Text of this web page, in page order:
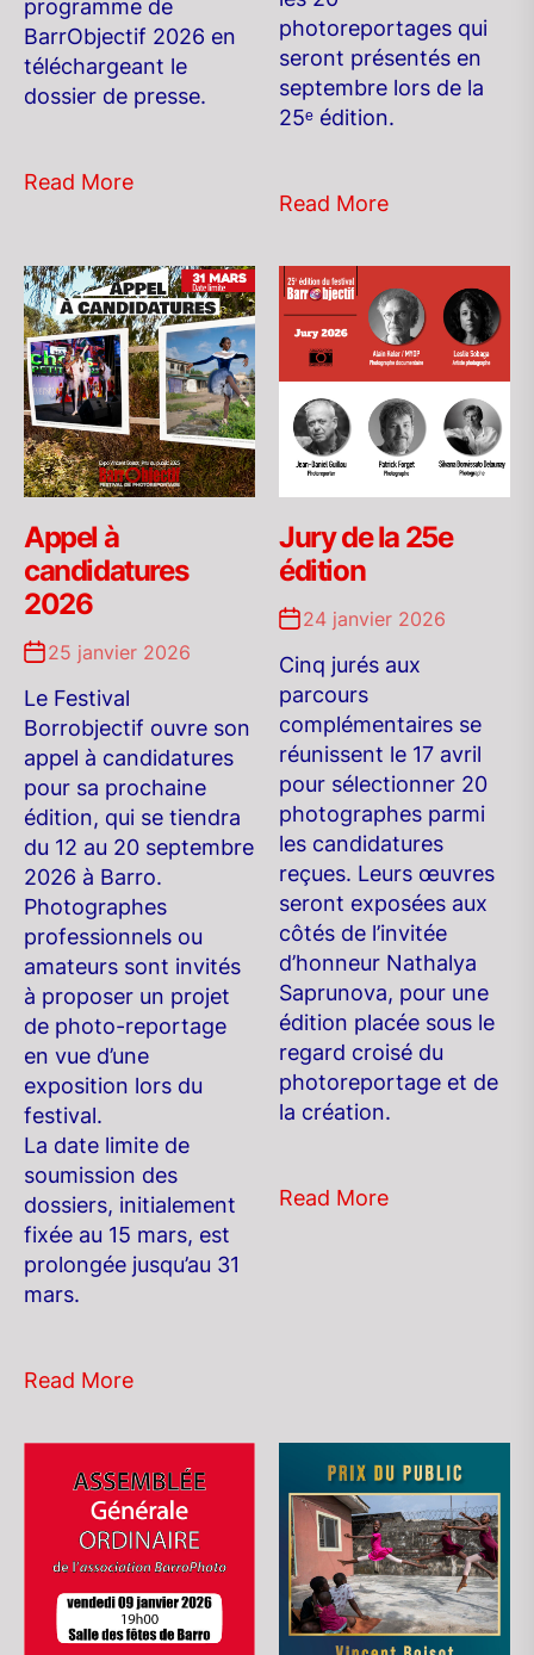
programme de
BarrObjectif 2026 en
téléchargeant le
dossier de presse.
Read More
photoreportages qui
seront présentés en
septembre lors de la
25ᵉ édition.
Read More
Appel à
candidatures
2026
25 janvier 2026
Le Festival
Borrobjectif ouvre son
appel à candidatures
pour sa prochaine
édition, qui se tiendra
du 12 au 20 septembre
2026 à Barro.
Photographes
professionnels ou
amateurs sont invités
à proposer un projet
de photo-reportage
en vue d’une
exposition lors du
festival.
La date limite de
soumission des
dossiers, initialement
fixée au 15 mars, est
prolongée jusqu’au 31
mars.
Read More
Jury de la 25e
édition
24 janvier 2026
Cinq jurés aux
parcours
complémentaires se
réunissent le 17 avril
pour sélectionner 20
photographes parmi
les candidatures
reçues. Leurs œuvres
seront exposées aux
côtés de l’invitée
d’honneur Nathalya
Saprunova, pour une
édition placée sous le
regard croisé du
photoreportage et de
la création.
Read More